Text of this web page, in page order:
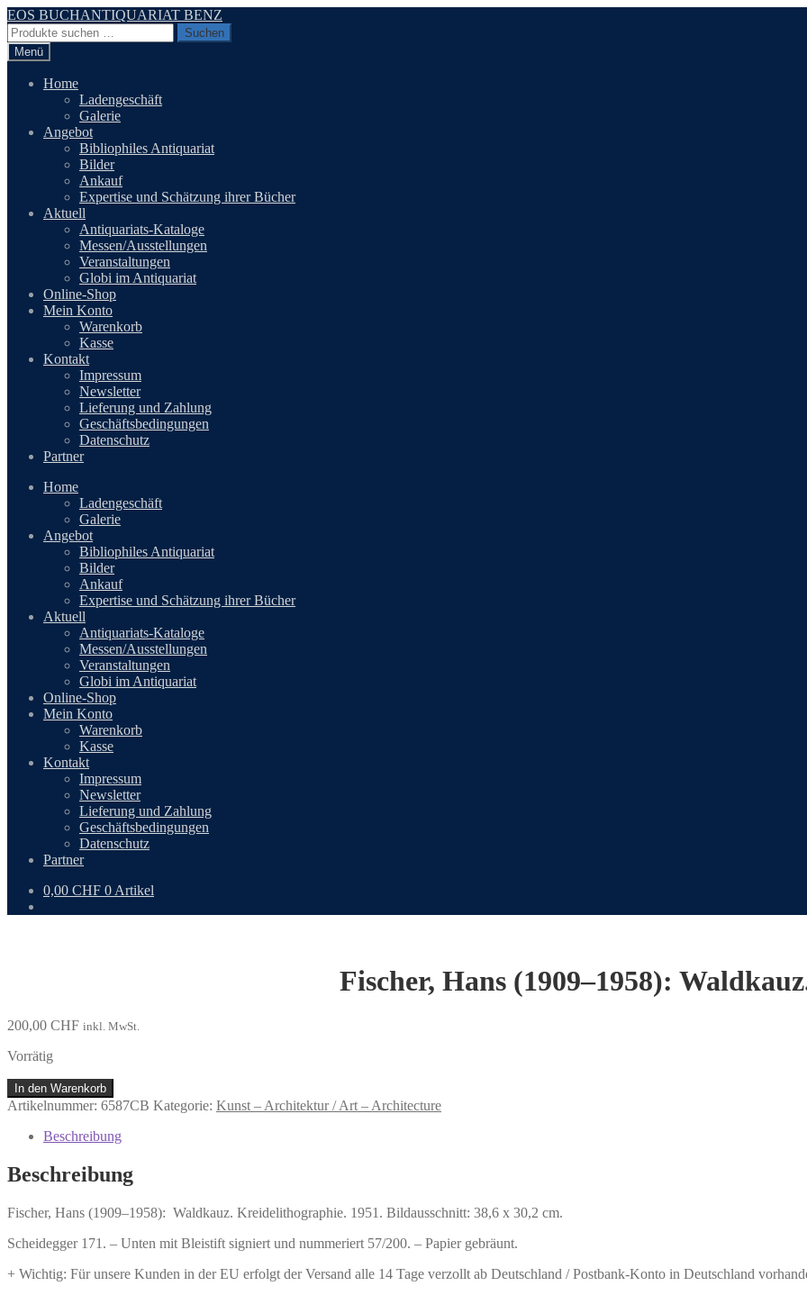
Zur
Navigation
springen
Zum
Inhalt
springen
EOS BUCHANTIQUARIAT BENZ
Suchen
nach:
Suchen
Menü
Home
Ladengeschäft
Galerie
Angebot
Bibliophiles Antiquariat
Bilder
Ankauf
Expertise und Schätzung ihrer Bücher
Aktuell
Antiquariats-Kataloge
Messen/Ausstellungen
Veranstaltungen
Globi im Antiquariat
Online-Shop
Mein Konto
Warenkorb
Kasse
Kontakt
Impressum
Newsletter
Lieferung und Zahlung
Geschäftsbedingungen
Datenschutz
Partner
Home
Ladengeschäft
Galerie
Angebot
Bibliophiles Antiquariat
Bilder
Ankauf
Expertise und Schätzung ihrer Bücher
Aktuell
Antiquariats-Kataloge
Messen/Ausstellungen
Veranstaltungen
Globi im Antiquariat
Online-Shop
Mein Konto
Warenkorb
Kasse
Kontakt
Impressum
Newsletter
Lieferung und Zahlung
Geschäftsbedingungen
Datenschutz
Partner
0,00 CHF 0 Artikel
Fischer, Hans (1909–1958):
200,00 CHF inkl. MwSt.
Vorrätig
Fischer,
Hans
1958):
Menge
In den Warenkorb
Artikelnummer: 6587CB Kategorie: Kunst – Architektur / Art – Architecture
Beschreibung
Beschreibung
Fischer, Hans (1909–1958): Waldkauz. Kreidelithographie. 1951. Bildausschnitt: 38,6 x 30,2 cm.
Scheidegger 171. – Unten mit Bleistift signiert und nummeriert 57/200. – Papier gebräunt.
+ Wichtig: Für unsere Kunden in der EU erfolgt der Versand alle 14 Tage verzollt ab Deutschland / Postbank-Konto in Deutschland